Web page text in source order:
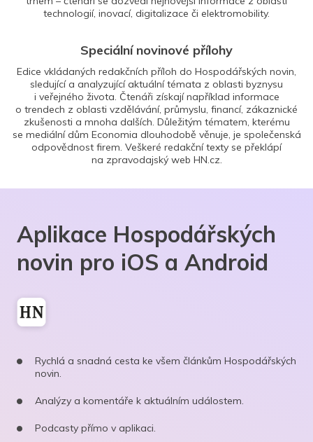
technologií, inovací, digitalizace či elektromobility.
Speciální novinové přílohy
Edice vkládaných redakčních příloh do Hospodářských novin,
sledující a analyzující aktuální témata z oblasti byznysu
i veřejného života. Čtenáři získají například informace
o trendech z oblasti vzdělávání, průmyslu, financí, zákaznické
zkušenosti a mnoha dalších. Důležitým tématem, kterému
se mediální dům Economia dlouhodobě věnuje, je společenská
odpovědnost firem. Veškeré redakční texty se překlápí
na zpravodajský web HN.cz.
Aplikace Hospodářských
novin pro iOS a Android
Rychlá a snadná cesta ke všem článkům Hospodářských
novin.
Analýzy a komentáře k aktuálním událostem.
Podcasty přímo v aplikaci.